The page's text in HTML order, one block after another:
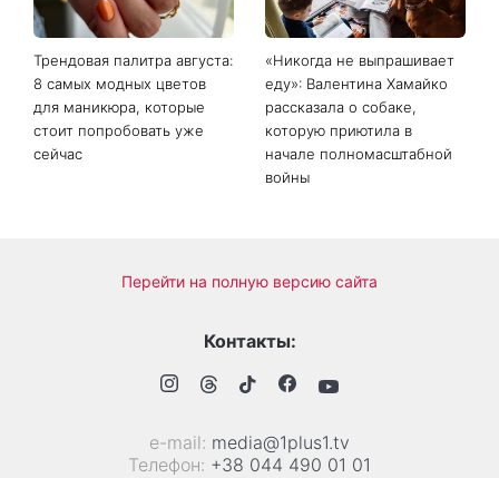
Трендовая палитра августа:
8 самых модных цветов
для маникюра, которые
стоит попробовать уже
сейчас
«Никогда не выпрашивает
еду»: Валентина Хамайко
рассказала о собаке,
которую приютила в
начале полномасштабной
войны
Перейти на полную версию сайта
Контакты:
е-mail: media@1plus1.tv
Телефон: +38 044 490 01 01